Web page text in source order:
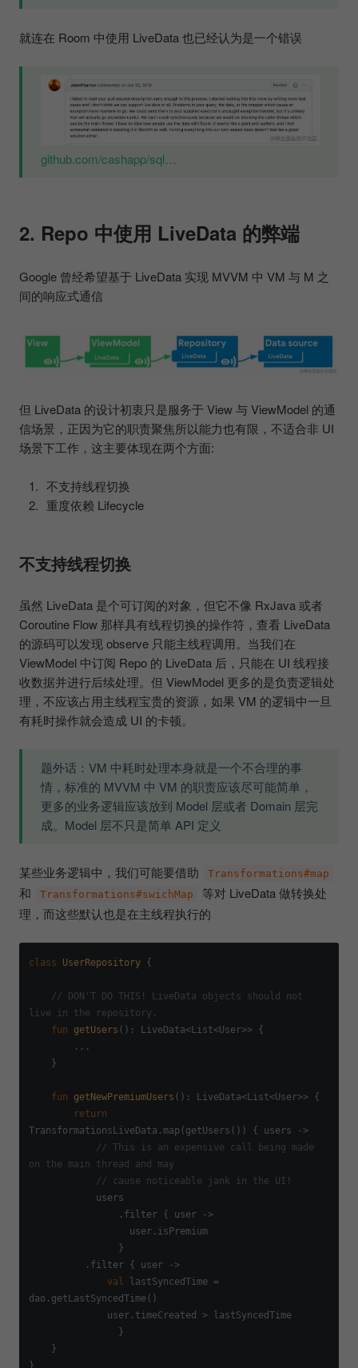
就连在 Room 中使用 LiveData 也已经认为是一个错误
github.com/cashapp/sql…
2. Repo 中使用 LiveData 的弊端
Google 曾经希望基于 LiveData 实现 MVVM 中 VM 与 M 之
间的响应式通信
但 LiveData 的设计初衷只是服务于 View 与 ViewModel 的通
信场景，正因为它的职责聚焦所以能力也有限，不适合非 UI
场景下工作，这主要体现在两个方面:
不支持线程切换
重度依赖 Lifecycle
不支持线程切换
虽然 LiveData 是个可订阅的对象，但它不像 RxJava 或者
Coroutine Flow 那样具有线程切换的操作符，查看 LiveData
的源码可以发现 observe 只能主线程调用。当我们在
ViewModel 中订阅 Repo 的 LiveData 后，只能在 UI 线程接
收数据并进行后续处理。但 ViewModel 更多的是负责逻辑处
理，不应该占用主线程宝贵的资源，如果 VM 的逻辑中一旦
有耗时操作就会造成 UI 的卡顿。
题外话：VM 中耗时处理本身就是一个不合理的事
情，标准的 MVVM 中 VM 的职责应该尽可能简单，
更多的业务逻辑应该放到 Model 层或者 Domain 层完
成。Model 层不只是简单 API 定义
某些业务逻辑中，我们可能要借助 Transformations#map
和 Transformations#swichMap
等对 LiveData 做转换处
理，而这些默认也是在主线程执行的
class UserRepository {
// DON'T DO THIS! LiveData objects should not
live in the repository.
fun
getUsers () : LiveData<List<User>> {
fun getNewPremiumUsers () : LiveData<List<User>> {
return
TransformationsLiveData.map(getUsers()) { users ->
// This is an expensive call being made
on the main thread and may
// cause noticeable jank in the UI!
val
lastSyncedTime =
dao.getLastSyncedTime()
}